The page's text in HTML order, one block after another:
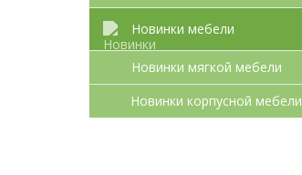
Новинки мебели
Новинки мягкой мебели
Новинки корпусной мебели